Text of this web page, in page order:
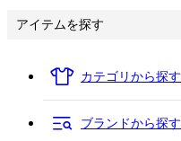
アイテムを探す
カテゴリから探す
ブランドから探す